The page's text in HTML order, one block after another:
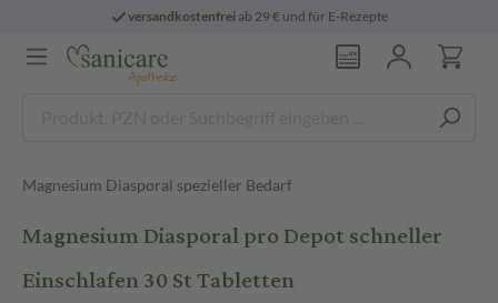
versandkostenfreiab 29 € und für E-Rezepte
Magnesium Diasporal spezieller Bedarf
Magnesium Diasporal pro Depot schneller
Einschlafen 30 St Tabletten